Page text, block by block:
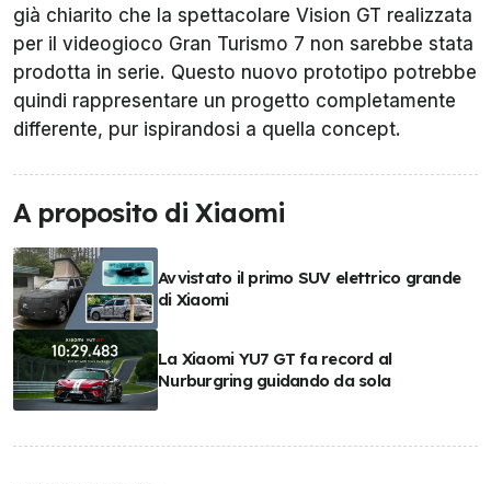
già chiarito che la spettacolare Vision GT realizzata
per il videogioco Gran Turismo 7 non sarebbe stata
prodotta in serie. Questo nuovo prototipo potrebbe
quindi rappresentare un progetto completamente
differente, pur ispirandosi a quella concept.
A proposito di Xiaomi
Avvistato il primo SUV elettrico grande
di Xiaomi
La Xiaomi YU7 GT fa record al
Nurburgring guidando da sola